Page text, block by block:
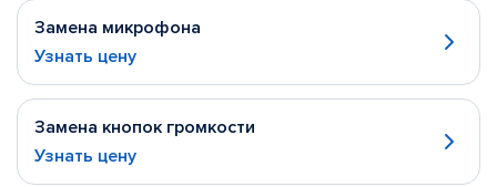
Замена микрофона
Узнать цену
Замена кнопок громкости
Узнать цену